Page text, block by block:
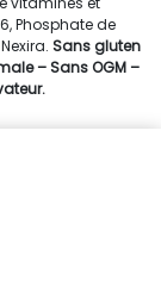
Phosphate de
Sans gluten
– Sans OGM –